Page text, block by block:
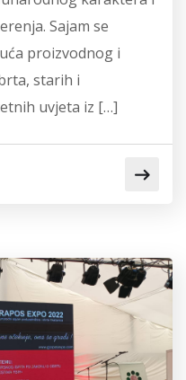
Sajam se
proizvodnog i
starih i
uvjeta iz […]